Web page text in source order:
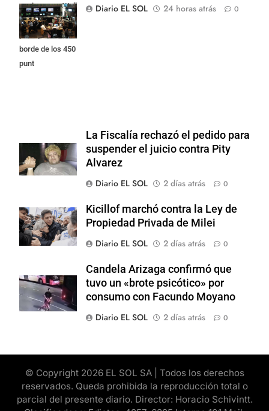
acciones en Wall
Street y el riesgo
país quedó al
borde de los 450
punt
Diario EL SOL
24 horas atrás 0
La Fiscalía rechazó el pedido para
suspender el juicio contra Pity
Alvarez
Diario EL SOL
2 días atrás 0
Kicillof marchó contra la Ley de
Propiedad Privada de Milei
Diario EL SOL
2 días atrás 0
Candela Arizaga confirmó que
tuvo un «brote psicótico» por
consumo con Facundo Moyano
Diario EL SOL
2 días atrás 0
© Copyright 2026 EL SOL SA | Todos los derechos
reservados. Queda prohibida la reproducción total o
parcial del presente diario. Director: Horacio Schivintt.